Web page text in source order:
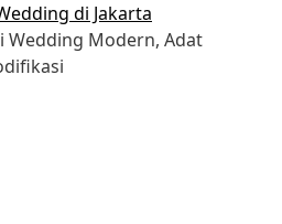
di Jakarta
Wedding Modern, Adat